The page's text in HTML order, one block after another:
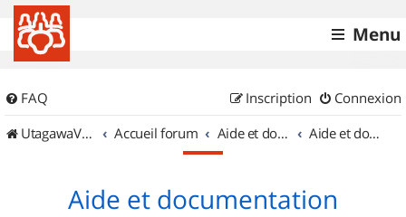
Menu
FAQ Connexion
Inscription
UtagawaVTT (Randos VTT et VTTAE avec traces GPS)
Accueil forum Aide et documentation Aide et documentation
Aide et documentation